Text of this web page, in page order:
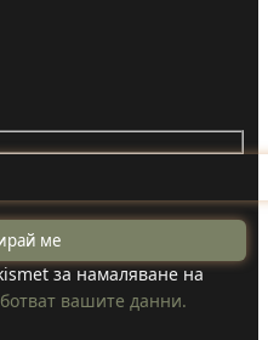
за намаляване на
вашите данни.